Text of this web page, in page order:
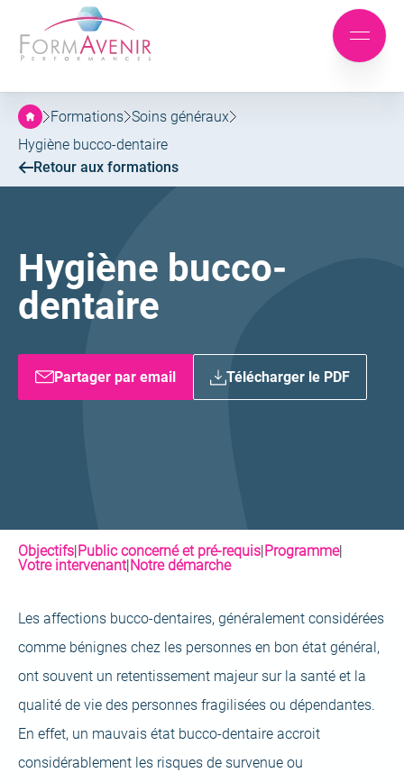
Aller
au
menu
Aller
au
contenu
Formavenir
Performances
Mobile
menu
Formations Soins généraux
Hygiène bucco-dentaire
Retour aux formations
Hygiène bucco-
dentaire
Partager par email Télécharger le PDF
Objectifs|Public concerné et pré-requis|Programme|
Votre intervenant|Notre démarche
Les affections bucco-dentaires, généralement considérées
comme bénignes chez les personnes en bon état général,
ont souvent un retentissement majeur sur la santé et la
qualité de vie des personnes fragilisées ou dépendantes.
En effet, un mauvais état bucco-dentaire accroit
considérablement les risques de survenue ou